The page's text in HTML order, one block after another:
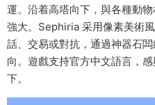
運。沿着高塔向下，與各種動
強大。Sephiria 采用像素美術
話、交易或對抗，通過神器石
向。遊戲支持官方中文語言，
下。